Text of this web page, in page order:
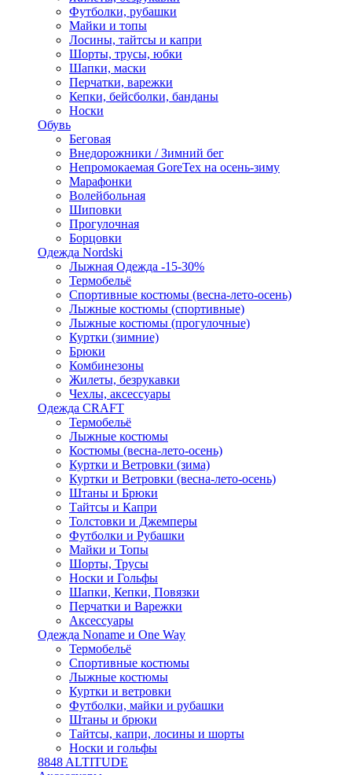
Футболки, рубашки
Майки и топы
Лосины, тайтсы и капри
Шорты, трусы, юбки
Шапки, маски
Перчатки, варежки
Кепки, бейсболки, банданы
Носки
Обувь
Беговая
Внедорожники / Зимний бег
Непромокаемая GoreTex на осень-зиму
Марафонки
Волейбольная
Шиповки
Прогулочная
Борцовки
Одежда Nordski
Лыжная Одежда -15-30%
Термобельё
Спортивные костюмы (весна-лето-осень)
Лыжные костюмы (спортивные)
Лыжные костюмы (прогулочные)
Куртки (зимние)
Брюки
Комбинезоны
Жилеты, безрукавки
Чехлы, аксессуары
Одежда CRAFT
Термобельё
Лыжные костюмы
Костюмы (весна-лето-осень)
Куртки и Ветровки (зима)
Куртки и Ветровки (весна-лето-осень)
Штаны и Брюки
Тайтсы и Капри
Толстовки и Джемперы
Футболки и Рубашки
Майки и Топы
Шорты, Трусы
Носки и Гольфы
Шапки, Кепки, Повязки
Перчатки и Варежки
Аксессуары
Одежда Noname и One Way
Термобельё
Спортивные костюмы
Лыжные костюмы
Куртки и ветровки
Футболки, майки и рубашки
Штаны и брюки
Тайтсы, капри, лосины и шорты
Носки и гольфы
8848 ALTITUDE